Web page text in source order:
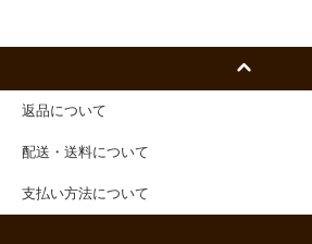
返品について
配送・送料について
支払い方法について